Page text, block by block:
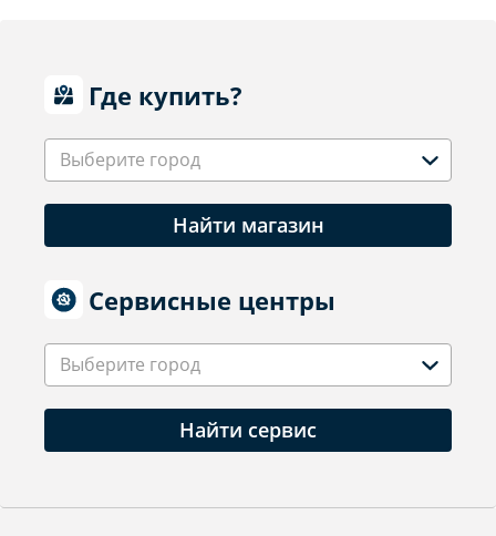
Где купить?
Выберите город
Найти магазин
Сервисные центры
Выберите город
Найти сервис